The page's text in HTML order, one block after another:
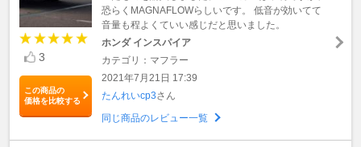
3
この商品の
価格を比較する
恐らくMAGNAFLOWらしいです。 低音が効いてて
音量も程よくていい感じだと思いました。
ホンダ インスパイア
カテゴリ：マフラー
2021年7月21日 17:39
たんれいcp3さん
同じ商品のレビュー一覧